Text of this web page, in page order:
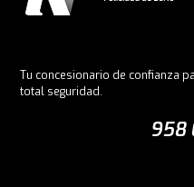
Tu concesionario de confianza
total seguridad.
958